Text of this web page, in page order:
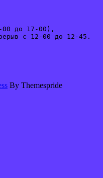
00 до 17-00),
с 12-00 до 12-45.
By Themespride